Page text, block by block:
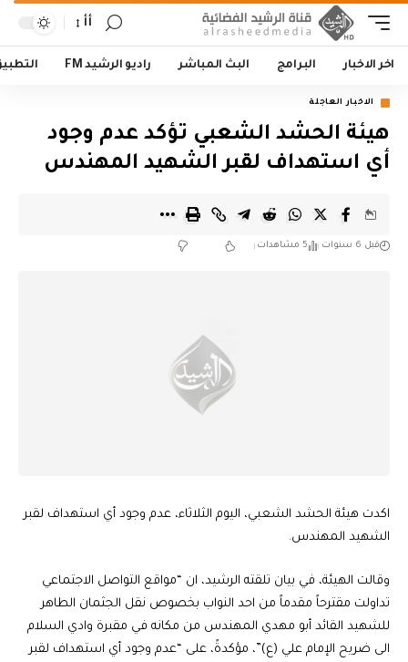
أأ
اخر الاخبار البرامج البث المباشر راديو الرشيد FM
الاخبار العاجلة
هيئة الحشد الشعبي تؤكد عدم وجود
أي استهداف لقبر الشهيد المهندس
قبل 6 سنوات 5 مشاهدات
اكدت هيئة الحشد الشعبي، اليوم الثلاثاء، عدم وجود أي استهداف لقبر
الشهيد المهندس.
وقالت الهيئة، في بيان تلقته الرشيد، ان “مواقع التواصل الاجتماعي
تداولت مقترحاً مقدماً من احد النواب بخصوص نقل الجثمان الطاهر
للشهيد القائد أبو مهدي المهندس من مكانه في مقبرة وادي السلام
الى ضريح الإمام علي (ع)”، مؤكدةً، على “عدم وجود أي استهداف لقبر